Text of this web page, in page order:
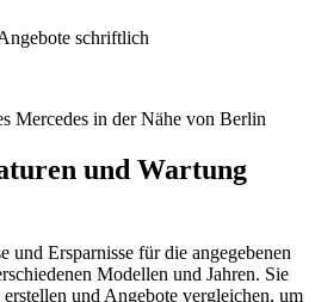
schriftlich
Mercedes in der Nähe von Berlin
und Wartung
und Ersparnisse für die angegebenen
Modellen und Jahren. Sie
und Angebote vergleichen, um